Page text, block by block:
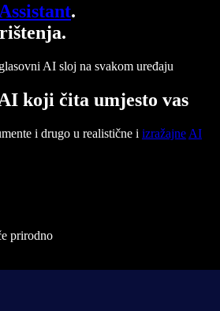
.
AI sloj na svakom uređaju
koji čita umjesto vas
i drugo u realistične i izražajne AI
prirodno